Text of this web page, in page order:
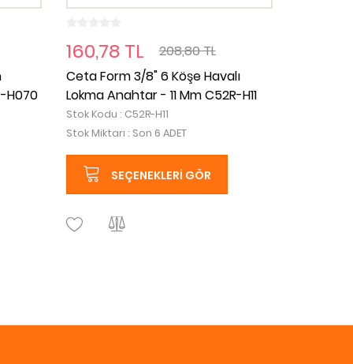
H070
160,78 TL
208,80 TL
Ceta Form 3/8" 6 Köşe Havalı
Lokma Anahtar - 11 Mm C52R-H11
Stok Kodu : C52R-H11
Stok Miktarı : Son 6 ADET
SEÇENEKLERI GÖR